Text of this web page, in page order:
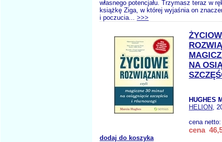
własnego potencjału. Trzymasz teraz w
książkę Ziga, w której wyjaśnia on
i poczucia... >>>
NA
HUGHES
HELION,
cena
cena
dodaj do koszyka